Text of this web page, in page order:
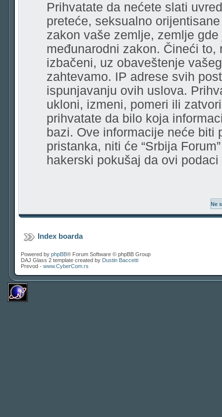
Prihvatate da nećete slati
preteće, seksualno
zakon vaše zemlje, zemlje gde
međunarodni zakon. Čineći
izbačeni, uz obaveštenje
zahtevamo. IP adrese svih
ispunjavanju ovih uslova.
ukloni, izmeni, pomeri ili
prihvatate da bilo koja
bazi. Ove informacije neće
pristanka, niti će “Srbija
hakerski pokušaj da ovi
Index boarda
Powered by phpBB® Forum Software © phpBB Group
DAJ Glass 2 template created by Dustin Baccetti
Prevod - www.CyberCom.rs